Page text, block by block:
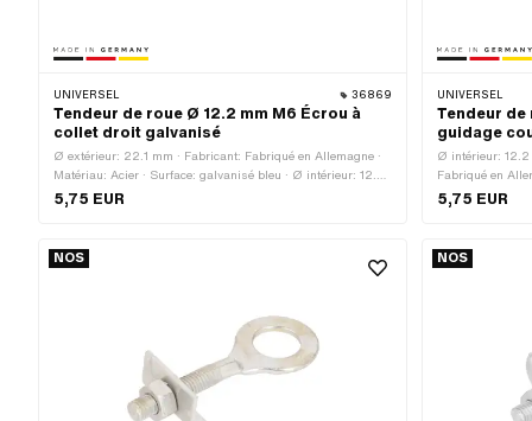
UNIVERSEL 36869
Tendeur de roue Ø 12.2 mm M6 Écrou à
collet droit galvanisé
Ø extérieur: 22.1 mm · Fabricant: Fabriqué en Allemagne ·
Matériau: Acier · Surface: galvanisé bleu · Ø intérieur: 12.2
mm · Longueur totale: 68.3 mm · Type de filetage: M6x1
(filetage standard) · Longueur du filetage: 35 mm
5,75 EUR
UNIVERSEL
Tendeur de
guidage
Ø intérieur: 12.2
Fabriqué en
standard) ·
67.4 mm ·
5,75 EUR
NOS NOS